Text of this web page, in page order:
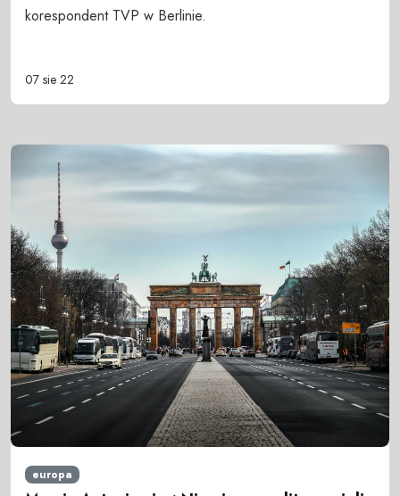
korespondent TVP w Berlinie.
07 sie 22
europa